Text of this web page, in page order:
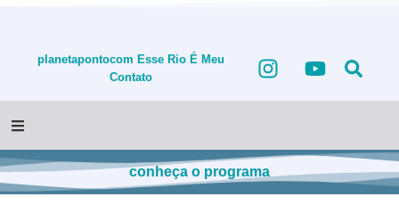
planetapontocom Esse Rio É Meu
Contato
conheça o programa